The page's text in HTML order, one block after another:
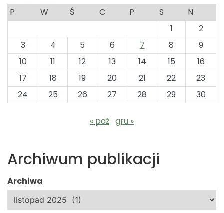
P
W Ś C P S
N
1
2
3
4 5 6 7 8
9
10
11 12 13 14 15
16
17
18 19 20 21 22
23
24
25 26 27 28 29 30
« paź gru »
Archiwum publikacji
Archiwa